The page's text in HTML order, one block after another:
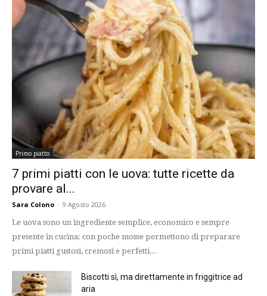
Primo piatto
7 primi piatti con le uova: tutte ricette da
provare al...
Sara Colono - 9 Agosto 2026
Le uova sono un ingrediente semplice, economico e sempre
presente in cucina: con poche mosse permettono di preparare
primi piatti gustosi, cremosi e perfetti...
Biscotti sì, ma direttamente in friggitrice ad
aria